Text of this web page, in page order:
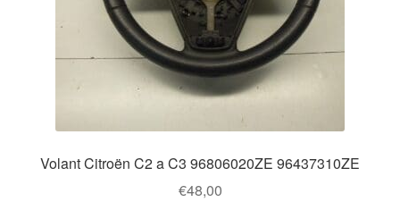
Volant Citroën C2 a C3 96806020ZE 96437310ZE
€48,00